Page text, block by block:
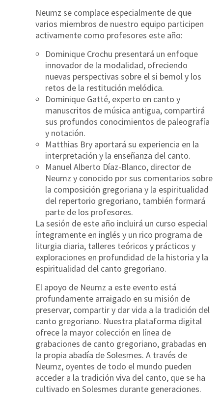
Neumz se complace especialmente de que
varios miembros de nuestro equipo participen
activamente como profesores este año:
Dominique Crochu presentará un enfoque
innovador de la modalidad, ofreciendo
nuevas perspectivas sobre el si bemol y los
retos de la restitución melódica.
Dominique Gatté, experto en canto y
manuscritos de música antigua, compartirá
sus profundos conocimientos de paleografía
y notación.
Matthias Bryaportará su experiencia en la
interpretación y la enseñanza del canto.
Manuel Alberto Díaz-Blanco, director de
Neumz y conocido por sus comentarios sobre
la composición gregoriana y la espiritualidad
del repertorio gregoriano, también formará
parte de los profesores.
La sesión de este año incluirá un curso especial
íntegramente en inglés y un rico programa de
liturgia diaria, talleres teóricos y prácticos y
exploraciones en profundidad de la historia y la
espiritualidad del canto gregoriano.
El apoyo de Neumz a este evento está
profundamente arraigado en su misión de
preservar, compartir y dar vida a la tradición del
canto gregoriano. Nuestra plataforma digital
ofrece la mayor colección en línea de
grabaciones de canto gregoriano, grabadas en
la propia abadía de Solesmes. A través de
Neumz, oyentes de todo el mundo pueden
acceder a la tradición viva del canto, que se ha
cultivado en Solesmes durante generaciones.